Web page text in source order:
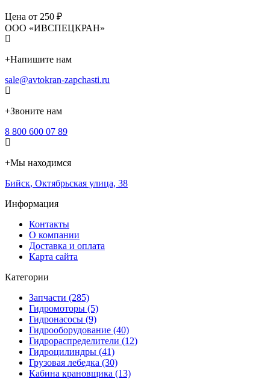
Цена от 250 ₽
ООО «ИВСПЕЦКРАН»
+Напишите нам
sale@avtokran-zapchasti.ru
+Звоните нам
8 800 600 07 89
+Мы находимся
Бийск, Октябрьская улица, 38
Информация
Контакты
О компании
Доставка и оплата
Карта сайта
Категории
Запчасти (285)
Гидромоторы (5)
Гидронасосы (9)
Гидрооборудование (40)
Гидрораспределители (12)
Гидроцилиндры (41)
Грузовая лебедка (30)
Кабина крановщика (13)